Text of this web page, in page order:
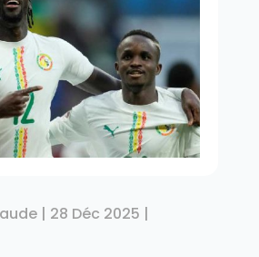
| 28 Déc 2025 |